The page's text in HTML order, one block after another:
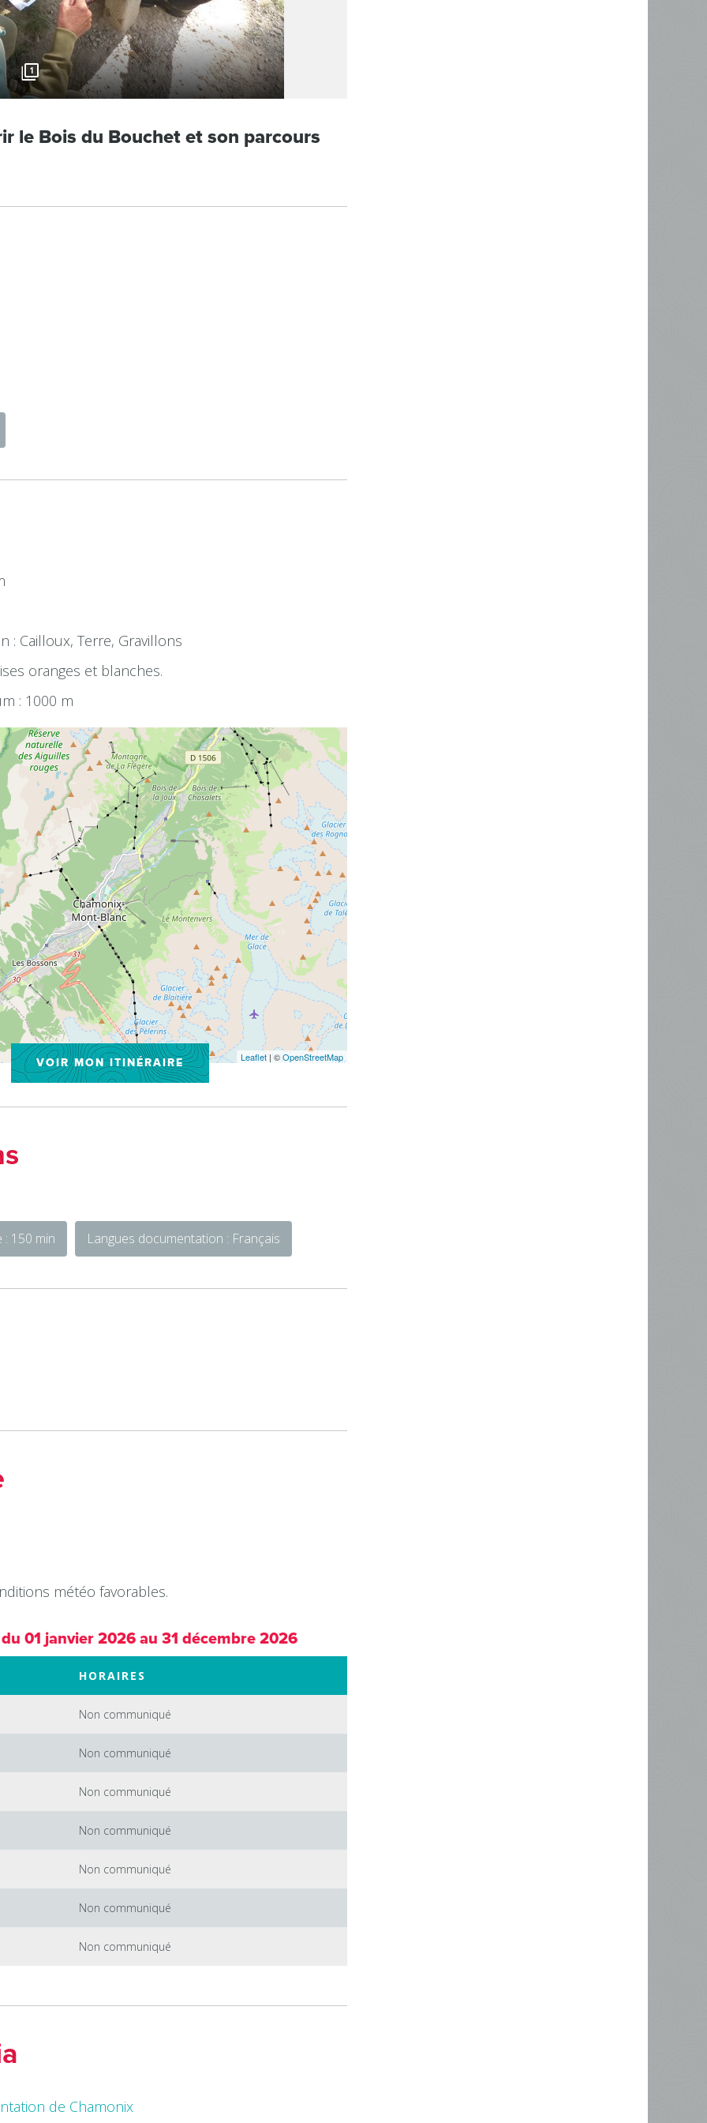
1
le Bois du Bouchet et son parcours
: Cailloux, Terre, Gravillons
oranges et blanches.
: 1000 m
Leaflet| ©OpenStreetMap
VOIR MON ITINÉRAIRE
150 min Langues documentation : Français
météo favorables.
01 janvier 2026 au 31 décembre 2026
HORAIRES
Non communiqué
Non communiqué
Non communiqué
Non communiqué
Non communiqué
Non communiqué
Non communiqué
de Chamonix